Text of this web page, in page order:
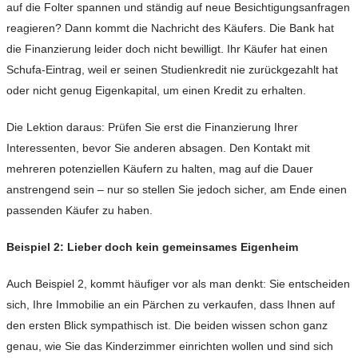
auf die Folter spannen und ständig auf neue Besichtigungsanfragen
reagieren? Dann kommt die Nachricht des Käufers. Die Bank hat
die Finanzierung leider doch nicht bewilligt. Ihr Käufer hat einen
Schufa-Eintrag, weil er seinen Studienkredit nie zurückgezahlt hat
oder nicht genug Eigenkapital, um einen Kredit zu erhalten.
Die Lektion daraus: Prüfen Sie erst die Finanzierung Ihrer
Interessenten, bevor Sie anderen absagen. Den Kontakt mit
mehreren potenziellen Käufern zu halten, mag auf die Dauer
anstrengend sein – nur so stellen Sie jedoch sicher, am Ende einen
passenden Käufer zu haben.
Beispiel 2: Lieber doch kein gemeinsames Eigenheim
Auch Beispiel 2, kommt häufiger vor als man denkt: Sie entscheiden
sich, Ihre Immobilie an ein Pärchen zu verkaufen, dass Ihnen auf
den ersten Blick sympathisch ist. Die beiden wissen schon ganz
genau, wie Sie das Kinderzimmer einrichten wollen und sind sich